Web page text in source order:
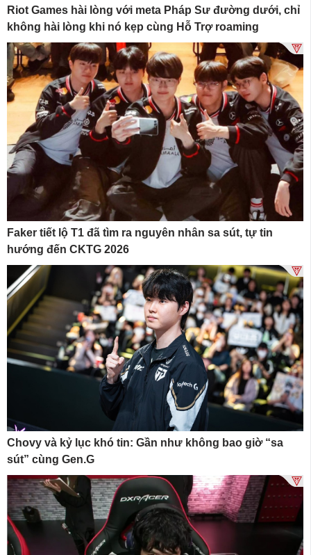
Riot Games hài lòng với meta Pháp Sư đường dưới, chỉ
không hài lòng khi nó kẹp cùng Hỗ Trợ roaming
Faker tiết lộ T1 đã tìm ra nguyên nhân sa sút, tự tin
hướng đến CKTG 2026
Chovy và kỷ lục khó tin: Gần như không bao giờ “sa
sút” cùng Gen.G